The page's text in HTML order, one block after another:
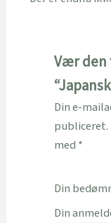
Vær den
Din e-
publiceret.
med *
Din
Din